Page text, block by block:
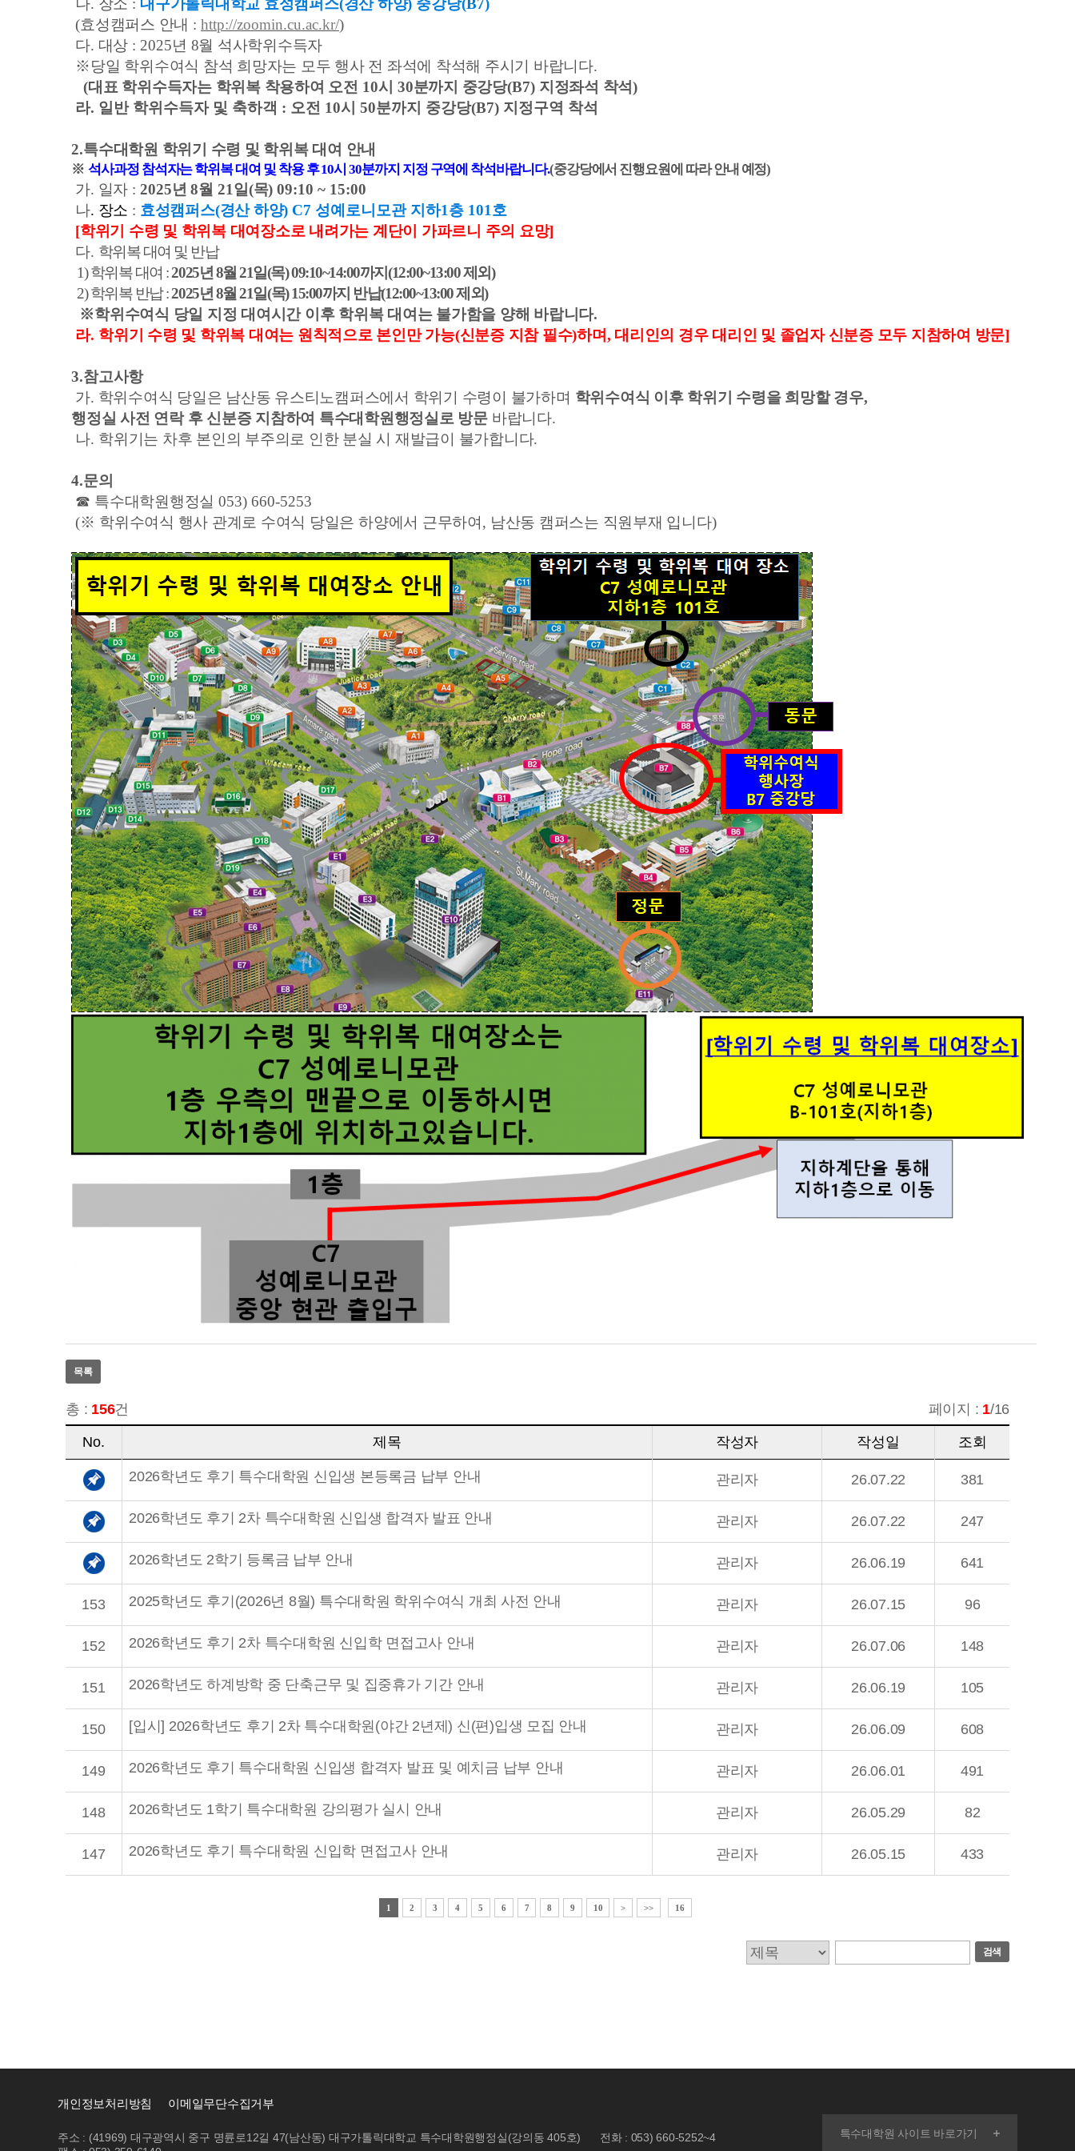
나. 장소 : 대구가톨릭대학교 효성캠퍼스(경산 하양) 중강당(B7)
(효성캠퍼스 안내 : http://zoomin.cu.ac.kr/)
다. 대상 : 2025년 8월 석사학위수득자
※당일 학위수여식 참석 희망자는 모두 행사 전 좌석에 착석해 주시기 바랍니다.
(대표 학위수득자는 학위복 착용하여 오전 10시 30분까지 중강당(B7) 지정좌석 착석)
라. 일반 학위수득자 및 축하객 : 오전 10시 50분까지 중강당(B7) 지정구역 착석
2.특수대학원 학위기 수령 및 학위복 대여 안내
※ 석사과정 참석자는 학위복 대여 및 착용 후10시 30분까지 지정 구역에 착석바랍니다.(중강당에서 진행요원에 따라 안내 예정)
가. 일자 : 2025년 8월 21일(목) 09:10 ~ 15:00
나. 장소 : 효성캠퍼스(경산 하양) C7 성예로니모관 지하1층 101호
[학위기 수령 및 학위복 대여장소로 내려가는 계단이 가파르니 주의 요망]
다. 학위복 대여 및 반납
1)학위복 대여 :2025년 8월21일(목) 09:10~14:00까지(12:00~13:00 제외)
2)학위복 반납:2025년 8월21일(목) 15:00까지 반납(12:00~13:00 제외)
※학위수여식 당일 지정 대여시간 이후 학위복 대여는 불가함을 양해 바랍니다.
라. 학위기 수령 및 학위복 대여는 원칙적으로 본인만 가능(신분증 지참 필수)하며, 대리인의 경우 대리인 및 졸업자 신분증 모두 지참하여 방문]
3.참고사항
가. 학위수여식 당일은 남산동 유스티노캠퍼스에서 학위기 수령이 불가하며 학위수여식 이후 학위기 수령을 희망할 경우,
행정실 사전 연락 후 신분증 지참하여 특수대학원행정실로 방문 바랍니다.
나. 학위기는 차후 본인의 부주의로 인한 분실 시 재발급이 불가합니다.
4.문의
☎ 특수대학원행정실 053) 660-5253
(※ 학위수여식 행사 관계로 수여식 당일은 하양에서 근무하여 , 남산동 캠퍼스는 직원부재 입니다)
목록
총 : 156건 페이지 : 1/16
No. 제목 작성자 작성일 조회
2026학년도 후기 특수대학원 신입생 본등록금 납부 안내 관리자 26.07.22 381
2026학년도 후기 2차 특수대학원 신입생 합격자 발표 안내 관리자 26.07.22 247
2026학년도 2학기 등록금 납부 안내 관리자 26.06.19 641
153 2025학년도 후기(2026년 8월) 특수대학원 학위수여식 개최 사전 안내 관리자 26.07.15 96
152 2026학년도 후기 2차 특수대학원 신입학 면접고사 안내 관리자 26.07.06 148
151 2026학년도 하계방학 중 단축근무 및 집중휴가 기간 안내 관리자 26.06.19 105
150 [입시] 2026학년도 후기 2차 특수대학원(야간 2년제) 신(편)입생 모집 안내 관리자 26.06.09 608
149 2026학년도 후기 특수대학원 신입생 합격자 발표 및 예치금 납부 안내 관리자 26.06.01 491
148 2026학년도 1학기 특수대학원 강의평가 실시 안내 관리자 26.05.29 82
147 2026학년도 후기 특수대학원 신입학 면접고사 안내 관리자 26.05.15 433
1 2 3 4 5 6 7 8 9 10 > >> 16
검색
개인정보처리방침 이메일무단수집거부
주소 : (41969) 대구광역시 중구 명륜로12길 47(남산동) 대구가톨릭대학교 특수대학원행정실(강의동 405호)
전화 : 053) 660-5252~4
특수대학원 사이트 바로가기